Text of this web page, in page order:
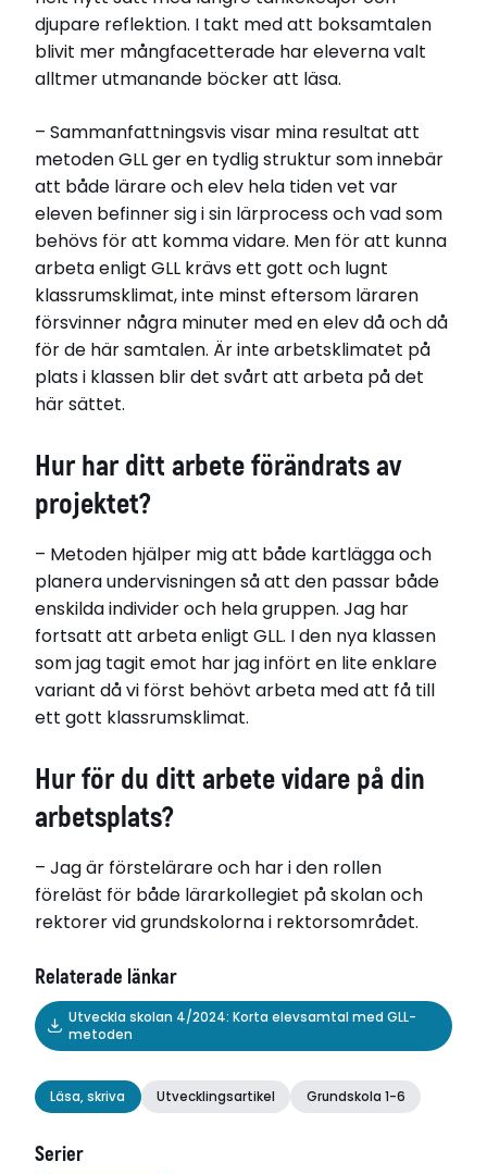
djupare reflektion. I takt med att boksamtalen
blivit mer mångfacetterade har eleverna valt
alltmer utmanande böcker att läsa.
– Sammanfattningsvis visar mina resultat att
metoden GLL ger en tydlig struktur som innebär
att både lärare och elev hela tiden vet var
eleven befinner sig i sin lärprocess och vad som
behövs för att komma vidare. Men för att kunna
arbeta enligt GLL krävs ett gott och lugnt
klassrumsklimat, inte minst eftersom läraren
försvinner några minuter med en elev då och då
för de här samtalen. Är inte arbetsklimatet på
plats i klassen blir det svårt att arbeta på det
här sättet.
Hur har ditt arbete förändrats av
projektet?
– Metoden hjälper mig att både kartlägga och
planera undervisningen så att den passar både
enskilda individer och hela gruppen. Jag har
fortsatt att arbeta enligt GLL. I den nya klassen
som jag tagit emot har jag infört en lite enklare
variant då vi först behövt arbeta med att få till
ett gott klassrumsklimat.
Hur för du ditt arbete vidare på din
arbetsplats?
– Jag är förstelärare och har i den rollen
föreläst för både lärarkollegiet på skolan och
rektorer vid grundskolorna i rektorsområdet.
Relaterade länkar
Utveckla skolan 4/2024: Korta elevsamtal med GLL-
metoden
Läsa, skriva Utvecklingsartikel Grundskola 1-6
Serier